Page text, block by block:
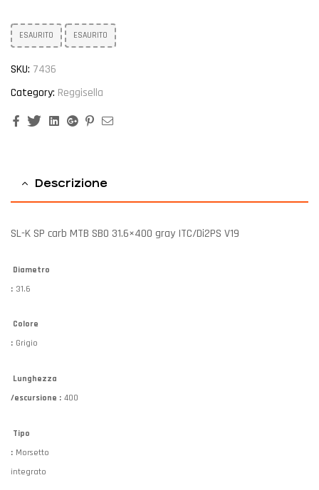
ESAURITO ESAURITO
SKU: 7436
Category: Reggisella
FacebookTwitterLinkedinGoogle+Pinterest
Descrizione
SL-K SP carb MTB SB0 31.6×400 gray ITC/Di2PS V19
Diametro
: 31.6
Colore
: Grigio
Lunghezza
/escursione : 400
Tipo
: Morsetto
integrato